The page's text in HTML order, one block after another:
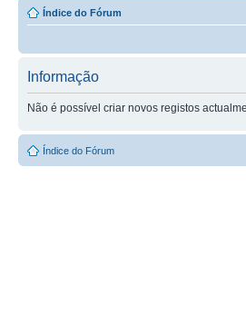
Índice do Fórum
Informação
Não é possível criar novos registos
Índice do Fórum